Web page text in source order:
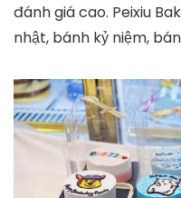
đánh giá cao. Peixiu
nhật, bánh kỷ niệm,